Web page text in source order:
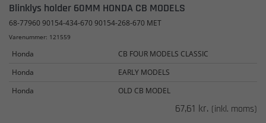
Blinklys holder 60MM HONDA CB MODELS
68-77960 90154-434-670 90154-268-670 MET
Varenummer: 121559
Honda
CB FOUR MODELS CLASSIC
Honda
EARLY MODELS
Honda
OLD CB MODEL
67,61 kr. (inkl. moms)